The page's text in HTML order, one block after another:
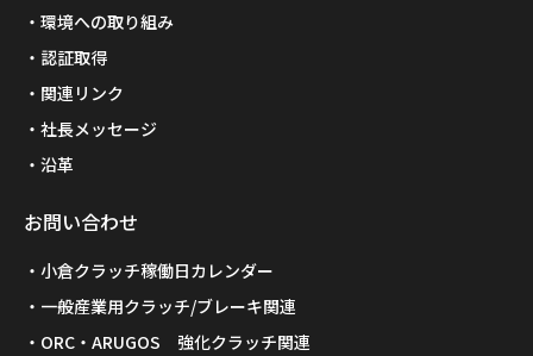
環境への取り組み
認証取得
関連リンク
社長メッセージ
沿革
お問い合わせ
小倉クラッチ稼働日カレンダー
一般産業用クラッチ/ブレーキ関連
ORC・ARUGOS 強化クラッチ関連